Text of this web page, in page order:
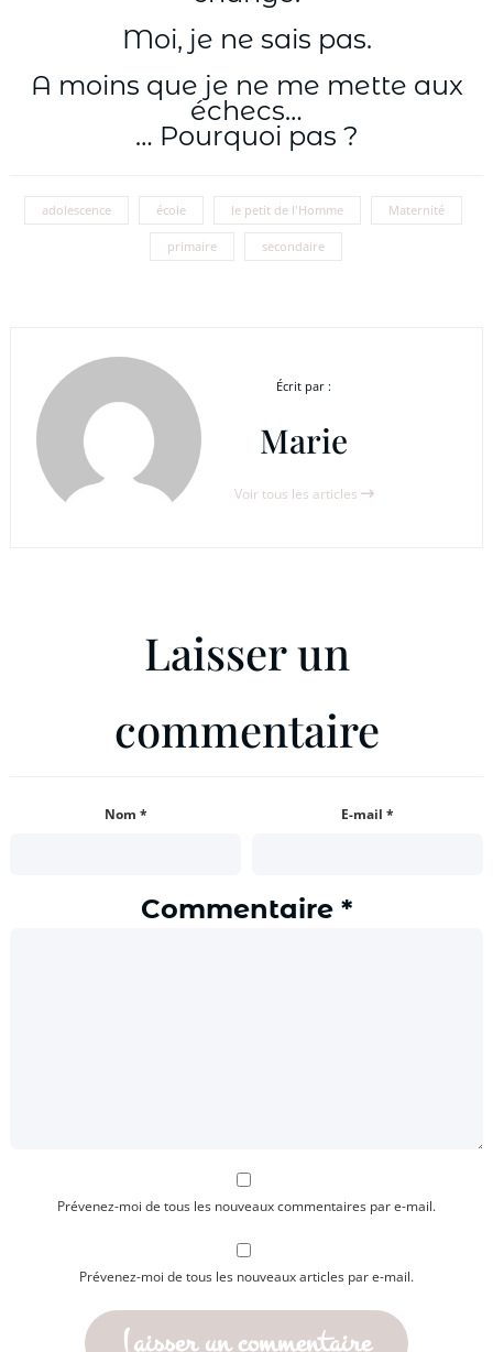
Moi, je ne sais pas.
A moins que je ne me mette aux
échecs…
… Pourquoi pas ?
adolescence école le petit de l'Homme Maternité
primaire secondaire
Écrit par :
Marie
Voir tous les articles
Laisser un
commentaire
Nom * E-mail *
Commentaire *
Prévenez-moi de tous les nouveaux commentaires par e-mail.
Prévenez-moi de tous les nouveaux articles par e-mail.